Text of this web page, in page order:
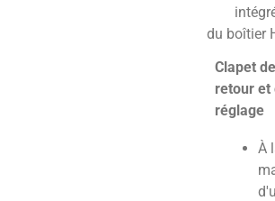
du boîtier
Clapet de
retour et
réglage
À